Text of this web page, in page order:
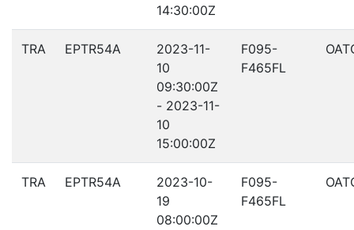
14:30:00Z
TRA EPTR54A
2023-11-
10
09:30:00Z
- 2023-11-
10
15:00:00Z
F095-
F465FL
TRA EPTR54A
2023-10-
19
08:00:00Z
F095-
F465FL